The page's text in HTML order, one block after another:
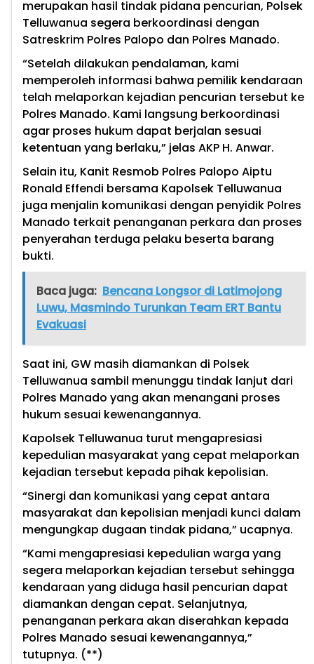
merupakan hasil tindak pidana pencurian, Polsek
Telluwanua segera berkoordinasi dengan
Satreskrim Polres Palopo dan Polres Manado.
“Setelah dilakukan pendalaman, kami
memperoleh informasi bahwa pemilik kendaraan
telah melaporkan kejadian pencurian tersebut ke
Polres Manado. Kami langsung berkoordinasi
agar proses hukum dapat berjalan sesuai
ketentuan yang berlaku,” jelas AKP H. Anwar.
Selain itu, Kanit Resmob Polres Palopo Aiptu
Ronald Effendi bersama Kapolsek Telluwanua
juga menjalin komunikasi dengan penyidik Polres
Manado terkait penanganan perkara dan proses
penyerahan terduga pelaku beserta barang
bukti.
Baca juga: Bencana Longsor di Latimojong
Luwu, Masmindo Turunkan Team ERT Bantu
Evakuasi
Saat ini, GW masih diamankan di Polsek
Telluwanua sambil menunggu tindak lanjut dari
Polres Manado yang akan menangani proses
hukum sesuai kewenangannya.
Kapolsek Telluwanua turut mengapresiasi
kepedulian masyarakat yang cepat melaporkan
kejadian tersebut kepada pihak kepolisian.
“Sinergi dan komunikasi yang cepat antara
masyarakat dan kepolisian menjadi kunci dalam
mengungkap dugaan tindak pidana,” ucapnya.
“Kami mengapresiasi kepedulian warga yang
segera melaporkan kejadian tersebut sehingga
kendaraan yang diduga hasil pencurian dapat
diamankan dengan cepat. Selanjutnya,
penanganan perkara akan diserahkan kepada
Polres Manado sesuai kewenangannya,”
tutupnya. (**)